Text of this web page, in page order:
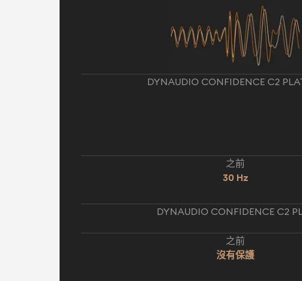
DYNAUDIO CONFIDENCE C2
之前
30 Hz
DYNAUDIO CONFIDENCE C2
之前
沒有保護